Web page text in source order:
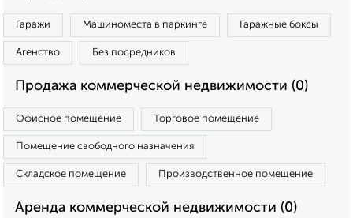
Гаражи Машиноместа в паркинге Гаражные боксы
Агенство Без посредников
Продажа коммерческой недвижимости (0)
Офисное помещение Торговое помещение
Помещение свободного назначения
Складское помещение Производственное помещение
Аренда коммерческой недвижимости (0)